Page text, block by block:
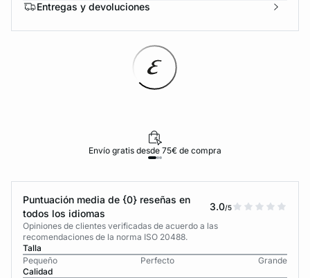
Entregas y devoluciones
Envío gratis desde 75€ de compra
Puntuación media de {0} reseñas en
todos los idiomas
3.0/5
Opiniones de clientes verificadas de acuerdo a las
recomendaciones de la norma ISO 20488.
Talla
Pequeño
Perfecto
Grande
Calidad